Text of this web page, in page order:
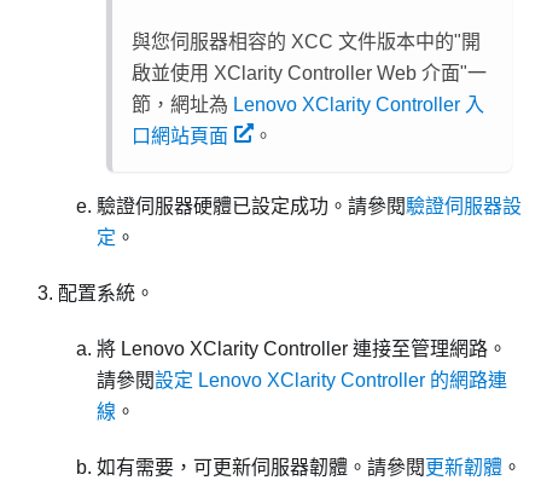
與您伺服器相容的 XCC 文件版本中的 開
啟並使用 XClarity Controller Web 介面 一
節，網址為 Lenovo XClarity Controller 入
口網站頁面
。
驗證伺服器硬體已設定成功。請參閱驗證伺服器設
定 。
配置系統。
將 Lenovo XClarity Controller 連接至管理網路。
請參閱設定 Lenovo XClarity Controller 的網路連
線 。
如有需要，可更新伺服器韌體。請參閱 更新韌體 。